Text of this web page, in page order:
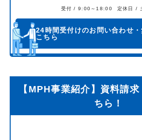
受付 / 9:00～18:00 定休日 /
24時間受付けのお問い合わせ
こちら
【MPH事業紹介】資料請
ちら！